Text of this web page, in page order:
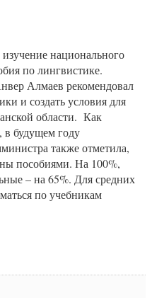
национального
по лингвистике.
Алмаев рекомендовал
и создать условия для
области. Как
в будущем году
также отметила,
пособиями. На 100%,
– на 65%. Для средних
по учебникам